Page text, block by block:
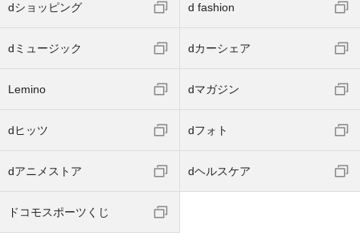
dショッピング d fashion
dミュージック dカーシェア
Lemino dマガジン
dヒッツ dフォト
dアニメストア dヘルスケア
ドコモスポーツくじ